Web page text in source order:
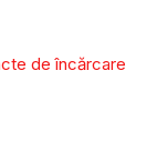
de încărcare